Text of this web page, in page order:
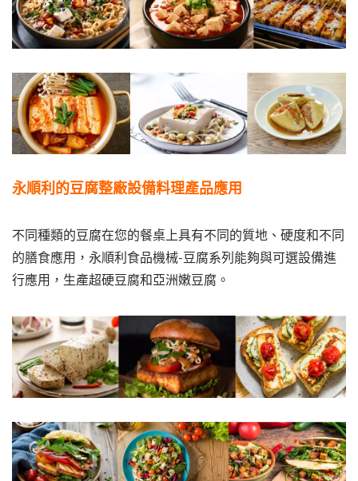
永順利的豆腐整廠設備料理產品應用
不同種類的豆腐在您的餐桌上具有不同的質地、硬度和不同
的膳食應用，永順利食品機械-豆腐系列能夠與可選設備進
行應用，生產超硬豆腐和亞洲嫩豆腐。